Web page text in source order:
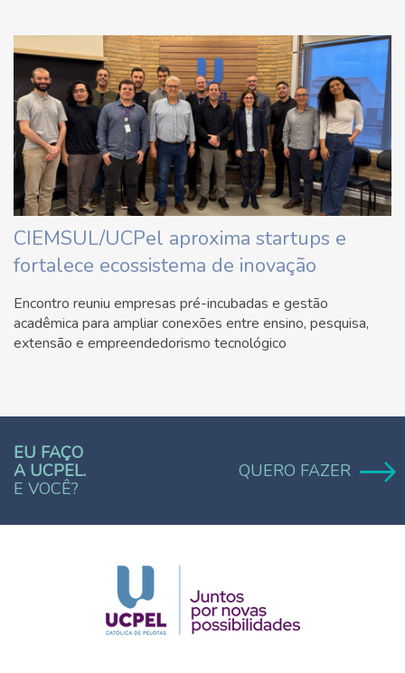
CIEMSUL/UCPel aproxima startups e
fortalece ecossistema de inovação
Encontro reuniu empresas pré-incubadas e gestão
acadêmica para ampliar conexões entre ensino, pesquisa,
extensão e empreendedorismo tecnológico
EU FAÇO
A UCPEL.
E VOCÊ?
QUERO FAZER